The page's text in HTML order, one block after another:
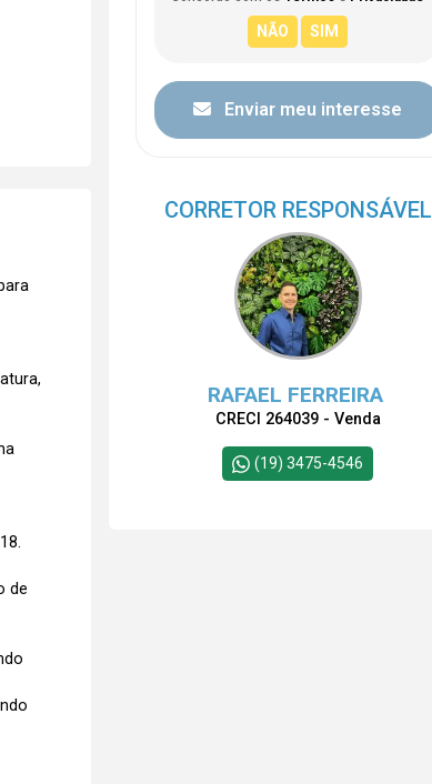
de
Enviar meu interesse
CORRETOR RESPONSÁVEL
RAFAEL FERREIRA
CRECI 264039 - Venda
(19) 3475-4546